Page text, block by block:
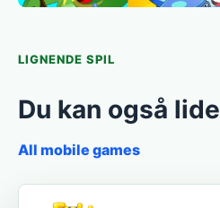
LIGNENDE SPIL
Du kan også lide
All mobile games